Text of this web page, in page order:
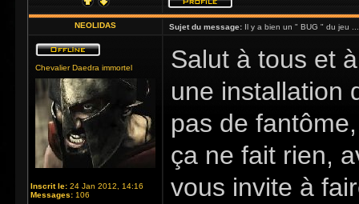
NEOLIDAS Sujet du message: Il y a bien un " BUG " du jeu ...
Chevalier Daedra immortel
Inscrit le: 24 Jan 2012, 14:16
Messages: 106
Salut à tous et
une installation
pas de
ça ne fait rien,
vous invite à